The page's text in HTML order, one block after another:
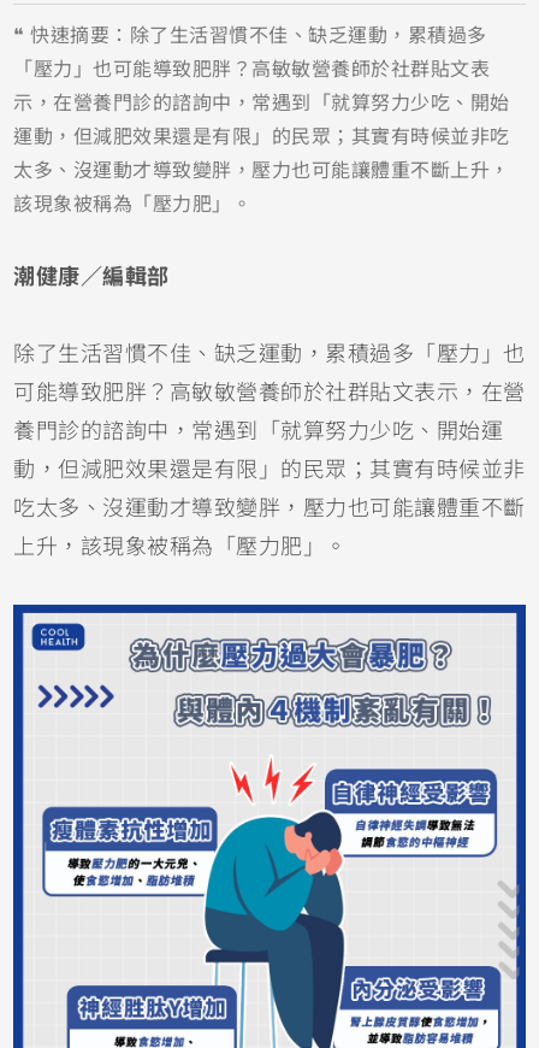
❝ 快速摘要：除了生活習慣不佳、缺乏運動，累積過多
「壓力」也可能導致肥胖？高敏敏營養師於社群貼文表
示，在營養門診的諮詢中，常遇到「就算努力少吃、開始
運動，但減肥效果還是有限」的民眾；其實有時候並非吃
太多、沒運動才導致變胖，壓力也可能讓體重不斷上升，
該現象被稱為「壓力肥」。
潮健康／編輯部
除了生活習慣不佳、缺乏運動，累積過多「壓力」也
可能導致肥胖？高敏敏營養師於社群貼文表示，在營
養門診的諮詢中，常遇到「就算努力少吃、開始運
動，但減肥效果還是有限」的民眾；其實有時候並非
吃太多、沒運動才導致變胖，壓力也可能讓體重不斷
上升，該現象被稱為「壓力肥」。